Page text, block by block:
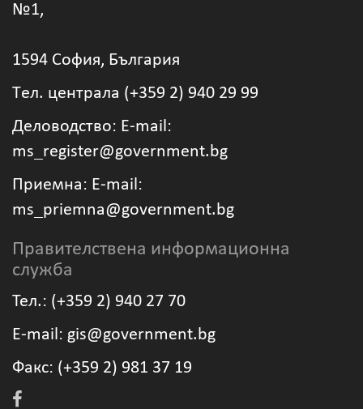
№1,
1594 София, България
Tел. централа (+359 2) 940 29 99
Деловодство: Е-mail:
ms_register@government.bg
Приемна: Е-mail:
ms_priemna@government.bg
Правителствена информационна
служба
Тел.: (+359 2) 940 27 70
Е-mail: gis@government.bg
Факс: (+359 2) 981 37 19